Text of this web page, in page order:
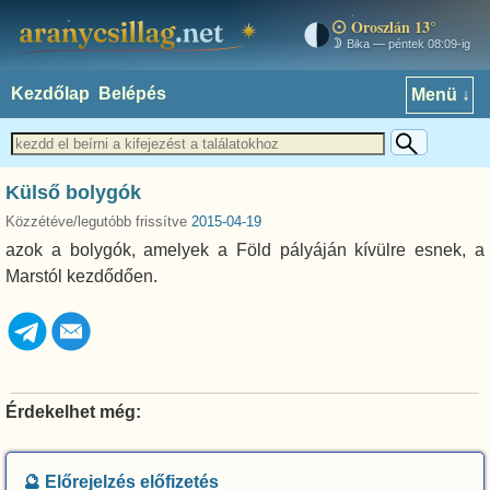
aranycsillag.net Oroszlán 13°
Bika — péntek 08:09-ig
Kezdőlap Belépés Menü ↓
Külső bolygók
Közzétéve/legutóbb frissítve 2015-04-19
azok a bolygók, amelyek a Föld pályáján kívülre esnek, a
Marstól kezdődően.
Érdekelhet még:
🔮 Előrejelzés előfizetés